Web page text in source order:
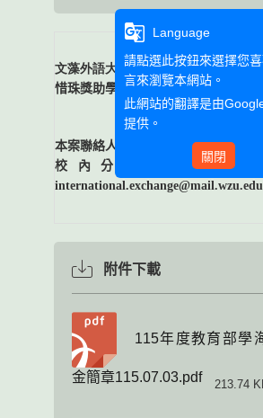
文藻外語大學115學年度第2學期教育
惜珠獎助學金簡章請參閱附件
本案聯絡人：國際暨兩岸合作處 國
校內分機：2614， 電
附件下載
115年度教育部學
金簡章115.07.03.pdf 213.74
g_translate
Language
請點選此按鈕來選擇您
言來瀏覽本網站。
此網站的翻譯是由
提供。
關閉